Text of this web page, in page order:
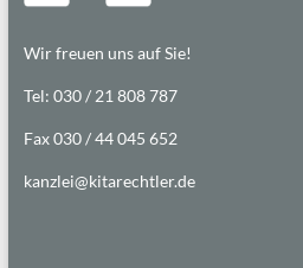
Wir freuen uns auf Sie!
Tel: 030 / 21 808 787
Fax 030 / 44 045 652
kanzlei@kitarechtler.de